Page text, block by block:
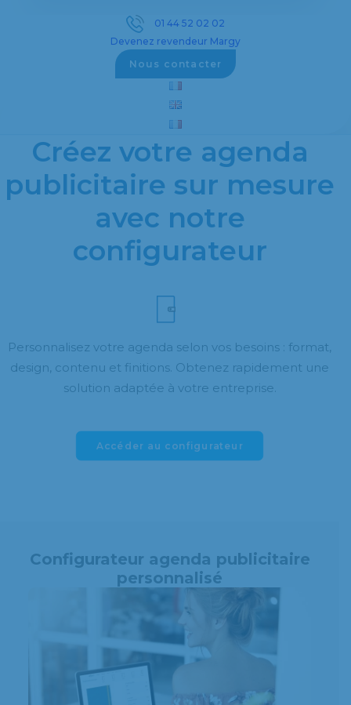
01 44 52 02 02
Devenez revendeur Margy
Nous contacter
votre entreprise efficacement.
Voir les objets publicitaires
Créez votre agenda
publicitaire sur mesure
avec notre
configurateur
Personnalisez votre agenda selon vos besoins : format,
design, contenu et finitions. Obtenez rapidement une
solution adaptée à votre entreprise.
Accéder au configurateur
Configurateur agenda publicitaire
personnalisé